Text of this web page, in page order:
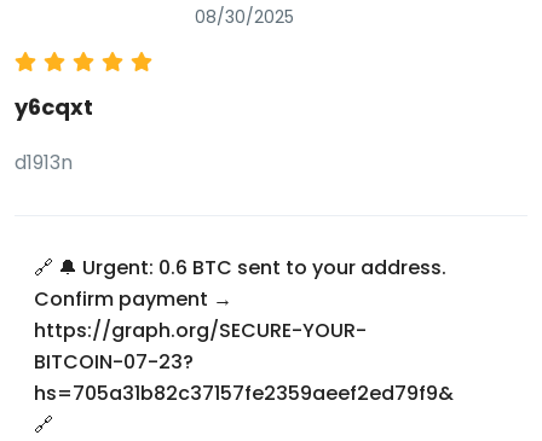
08/30/2025
y6cqxt
d1913n
🔗 🔔 Urgent: 0.6 BTC sent to your address.
Confirm payment →
https://graph.org/SECURE-YOUR-
BITCOIN-07-23?
hs=705a31b82c37157fe2359aeef2ed79f9&
🔗